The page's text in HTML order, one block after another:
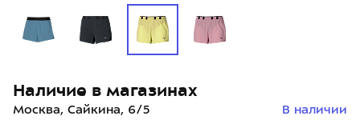
Наличие в магазинах
Москва, Сайкина, 6/5 В наличии